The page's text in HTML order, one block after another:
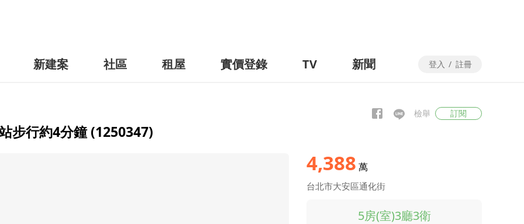
新建案 社區 租屋 實價登錄 TV 新聞 登入 / 註冊
檢舉 訂閱
步行約4分鐘 (1250347)
4,388 萬
台北市大安區通化街
5房(室)3廳3衛